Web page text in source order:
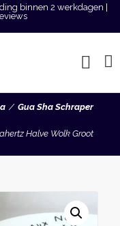
binnen 2 werkdagen |
Gua Sha Schraper
Halve Wolk Groot